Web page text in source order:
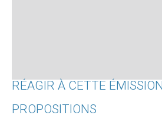
RÉAGIR À CETTE ÉMISSION
PROPOSITIONS